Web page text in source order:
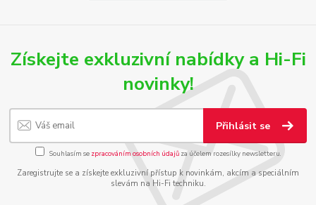
Získejte exkluzivní nabídky a Hi-Fi
novinky!
Přihlásit se
Souhlasím se zpracováním osobních údajůza účelem rozesílky newsletteru.
Zaregistrujte se a získejte exkluzivní přístup k novinkám, akcím a speciálním
slevám na Hi-Fi techniku.